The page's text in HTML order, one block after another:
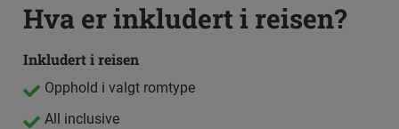
Hva er inkludert i reisen?
Inkludert i reisen
Opphold i valgt romtype
All inclusive